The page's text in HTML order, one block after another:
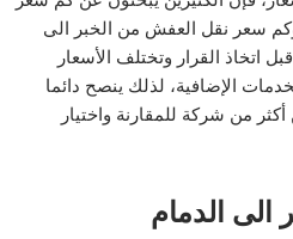
سعر نقل العفش من الخبر الى
اتخاذ القرار وتختلف الأسعار
الإضافية، لذلك ينصح دائما
من شركة للمقارنة واختيار
الدمام